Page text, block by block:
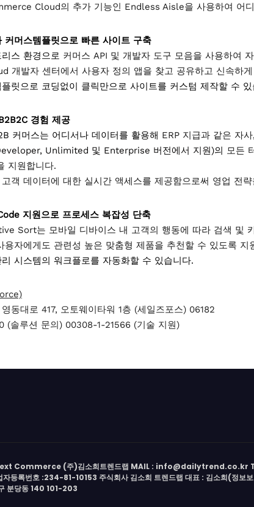
Cloud의 추가 기능인 Endless Aisle을 사용하여 어
커머스템플릿으로 빠른 사이트 구축
스 환경으로 커머스 API 및 개발자 도구 모음을 사용하여
개발자 센터에서 사용자 정의 앱을 찾고 공유하고 신속하
릿으로 코딩없이 클릭만으로 사이트를 커스텀 제작할 수 있
경험 제공
커머스는 어디서나 데이터를 활용해 ERP 지급과 같은 자
Unlimited 및 Enterprise 버전에서 지원)의 모든
지원합니다.
객 데이터에 대한 실시간 액세스를 제공함으로써 영업 전
지원으로 프로세스 복잡성 단축
Sort는 모바일 디바이스 내 고객의 행동에 따라 검색 및
용자에게도 관련성 높은 맞춤형 제품을 추천할 수 있도록 지
시스템의 워크플로를 자동화할 수 있습니다.
동대로 417, 오토웨이타워 1층 (세일즈포스) 06182
솔루션 문의) 00308-1-21566 (기술 지원)
Commerce (주)김소희트렌드랩 MAIL : info@dailytrend.co.kr
록번호 :234-81-10153 주식회사 김소희 트렌드랩 대표 : 김소희(정보보
분당동 140 101-203